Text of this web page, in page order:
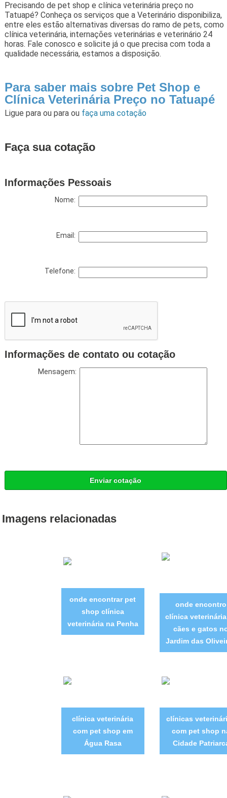
Precisando de pet shop e clínica veterinária preço no
Tatuapé? Conheça os serviços que a Veterinário disponibiliza,
entre eles estão alternativas diversas do ramo de pets, como
clínica veterinária, internações veterinárias e veterinário 24
horas. Fale conosco e solicite já o que precisa com toda a
qualidade necessária, estamos a disposição.
Para saber mais sobre Pet Shop e
Clínica Veterinária Preço no Tatuapé
Ligue para ou para ou faça uma cotação
Faça sua cotação
Informações Pessoais
Nome:
Email:
Telefone:
Informações de contato ou cotação
Mensagem:
Enviar cotação
Imagens relacionadas
onde encontrar pet
shop clínica
veterinária na Penha
onde encontro
clínica
cães e gatos
Jardim das
clínica veterinária
com pet shop em
Água Rasa
clínicas
com pet shop
Cidade